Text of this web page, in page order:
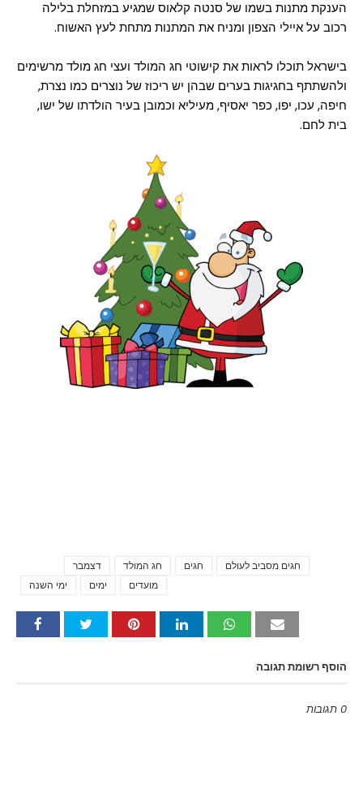
הענקת מתנות בשמו של סנטה קלאוס שמגיע במזחלת בלילה
רכוב על איילי הצפון ומניח את המתנות מתחת לעץ האשוח.
בישראל תוכלו לראות את קישוטי חג המולד ועצי חג מולד מרשימים
ולהשתתף בחגיגות בערים שבהן יש ריכוז של נוצרים כמו נצרת,
חיפה, עכו, יפו, כפר יאסיף, מעיליא וכמובן בעיר הולדתו של ישו,
בית לחם.
דצמבר חג המולד חגים
חגים מסביב לעולם
ימי השנה
ימים מועדים
הוסף רשומת תגובה
0 תגובות